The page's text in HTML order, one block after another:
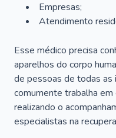
Empresas;
Atendimento
Esse médico precisa
aparelhos do corpo
de pessoas de todas as
comumente trabalha
realizando o
especialistas na